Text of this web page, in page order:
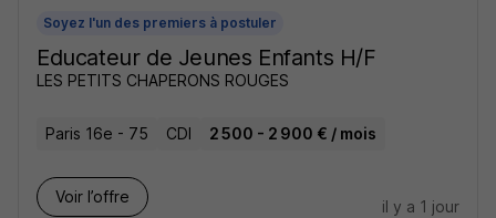
Soyez l'un des premiers à postuler
Educateur de Jeunes Enfants H/F
LES PETITS CHAPERONS ROUGES
Paris 16e - 75 CDI 2 500 - 2 900 € / mois
Voir l’offre
il y a 1 jour